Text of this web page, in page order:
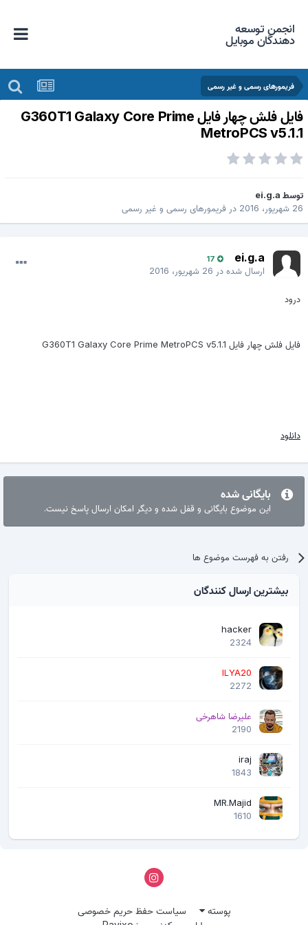
انجمن توسعه
دهندگان موبایل
فریمورهای رسمی و غیر رسمی
فایل فلش چهار فایل G360T1 Galaxy Core Prime
MetroPCS
ei.g.a
2016
درفریمورهای رسمی و غیر رسمی
ei.g.a
17
ارسال شده در26 شهریور، 2016
درود
فایل فلش چهار فایل G360T1 Galaxy Core Prime MetroPCS v5.1.1
دانلود
بایگانی شده
این موضوع بایگانی و قفل شده و دیگر امکان ارسال پاسخ نیست.
رفتن به فهرست موضوع ها
بیشترین ارسال کنندگان
hacker
2324
ILYA20
2272
علیرضا شاهرخی
2190
iraj
1843
MR.Majid
1610
پوسته
سیاست حفظ حریم خصوصی